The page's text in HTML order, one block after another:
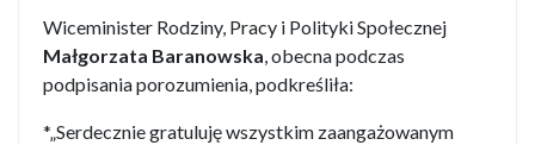
Wiceminister Rodziny, Pracy i Polityki Społecznej
Małgorzata Baranowska, obecna podczas
podpisania porozumienia, podkreśliła:
*„Serdecznie gratuluję wszystkim zaangażowanym